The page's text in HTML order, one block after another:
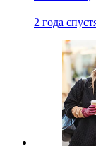
2 года